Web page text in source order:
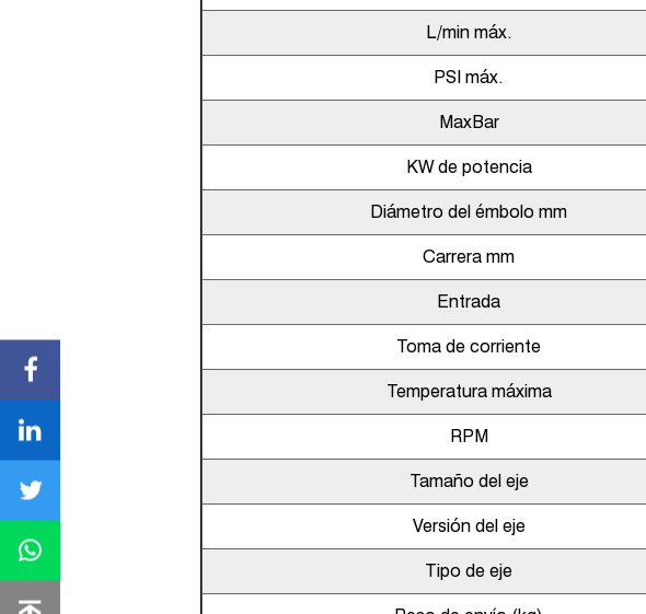
L/min máx.
PSI máx.
MaxBar
KW de potencia
Diámetro del émbolo mm
Carrera mm
Entrada
Toma de corriente
Temperatura máxima
RPM
Tamaño del eje
Versión del eje
Tipo de eje